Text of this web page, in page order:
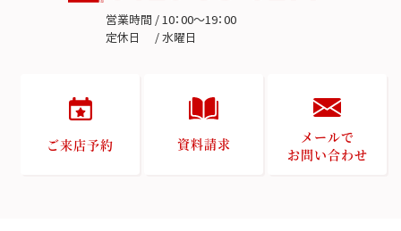
営業時間 / 10：00～19：00
定休日 / 水曜日
ご来店予約 資料請求
メールで
お問い合わせ